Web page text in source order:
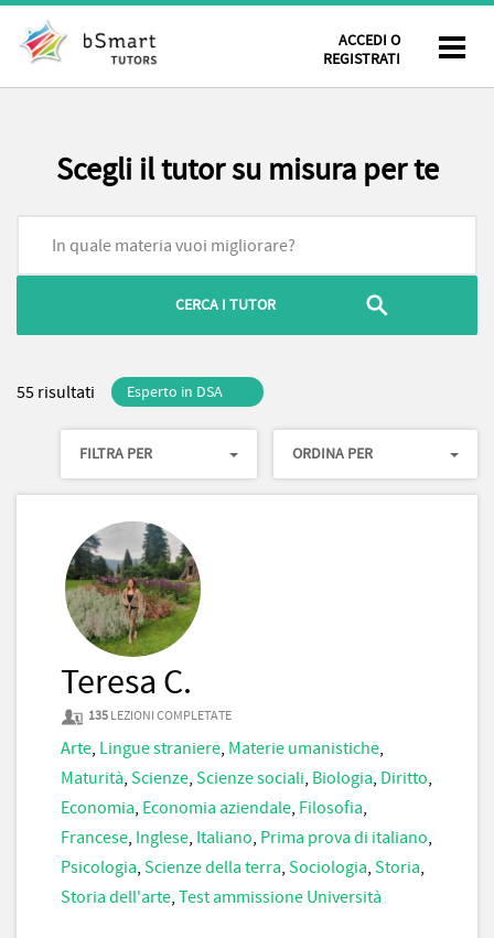
ACCEDI O
REGISTRATI
Scegli il tutor su misura per te
55 risultati Esperto in DSA
ORDINA PER
FILTRA PER
Teresa C.
135 LEZIONI COMPLETATE
Arte, Lingue straniere, Materie umanistiche,
Maturità, Scienze, Scienze sociali, Biologia, Diritto,
Economia, Economia aziendale, Filosofia,
Francese, Inglese, Italiano, Prima prova di italiano,
Psicologia, Scienze della terra, Sociologia, Storia,
Storia dell'arte, Test ammissione Università